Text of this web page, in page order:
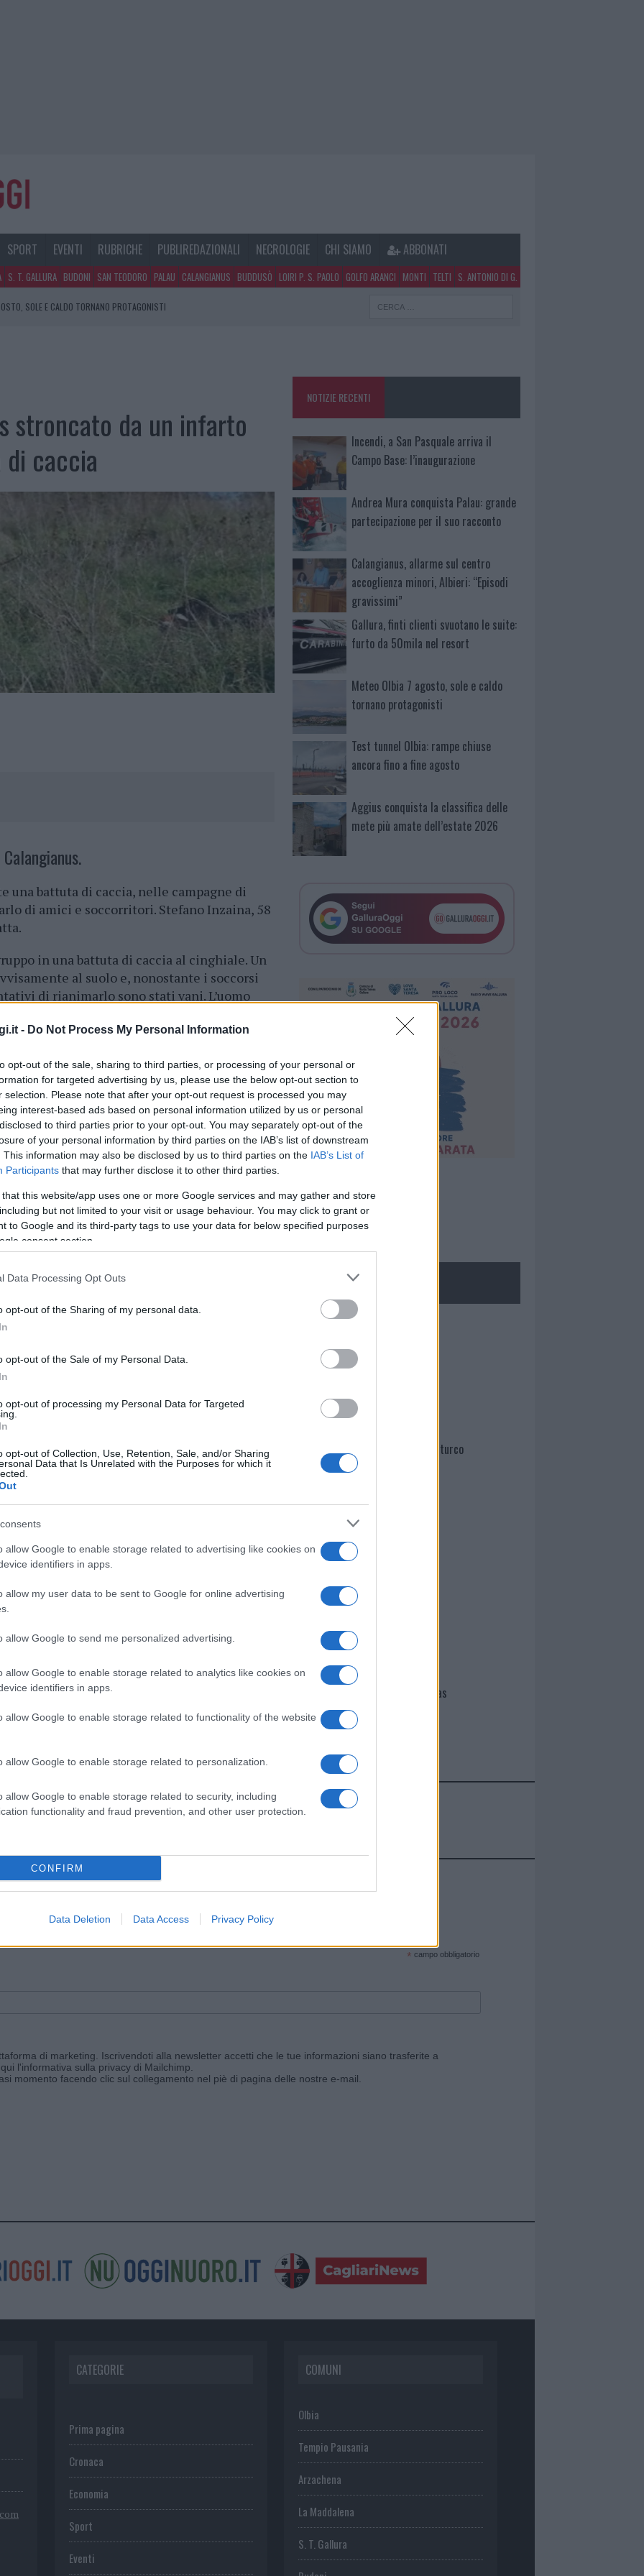
- Do Not Process My Personal Information
opt-out of the sale, sharing to third parties, or processing of your personal or
for targeted advertising by us, please use the below opt-out section to
selection. Please note that after your opt-out request is processed you may
interest-based ads based on personal information utilized by us or personal
to third parties prior to your opt-out. You may separately opt-out of the
of your personal information by third parties on the IAB’s list of downstream
This information may also be disclosed by us to third parties on the IAB’s List of
Participants that may further disclose it to other third parties.
that this website/app uses one or more Google services and may gather and store
but not limited to your visit or usage behaviour. You may click to grant or
to Google and its third-party tags to use your data for below specified purposes
consent section.
Data Processing Opt Outs
opt-out of the Sharing of my personal data.
opt-out of the Sale of my Personal Data.
opt-out of processing my Personal Data for Targeted
opt-out of Collection, Use, Retention, Sale, and/or Sharing
Data that Is Unrelated with the Purposes for which it
allow Google to enable storage related to advertising like cookies on
identifiers in apps.
allow my user data to be sent to Google for online advertising
allow Google to send me personalized advertising.
allow Google to enable storage related to analytics like cookies on
identifiers in apps.
allow Google to enable storage related to functionality of the website
allow Google to enable storage related to personalization.
allow Google to enable storage related to security, including
functionality and fraud prevention, and other user protection.
CONFIRM
Data Deletion Data Access Privacy Policy
SPORT EVENTI RUBRICHE PUBLIREDAZIONALI NECROLOGIE CHI SIAMO ABBONATI
S. T. GALLURA BUDONI SAN TEODORO PALAU CALANGIANUS BUDDUSÒ LOIRI P. S. PAOLO GOLFO ARANCI MONTI TELTI S. ANTONIO DI G.
SOLE E CALDO TORNANO PROTAGONISTI
ACCOGLIENZA MINORI, ALBIERI: “EPISODI GRAVISSIMI”
stroncato da un infarto
caccia
una battuta di caccia, nelle campagne di
di amici e soccorritori. Stefano Inzaina, 58
in una battuta di caccia al cinghiale. Un
al suolo e, nonostante i soccorsi
di rianimarlo sono stati vani. L’uomo
e viveva da alcuni anni a Luras. Era
di Maria Giuseppina Careddu, sindaco di
Prossimo articolo
NOTIZIE RECENTI
Incendi, a San Pasquale arriva il
Campo Base: l’inaugurazione
Andrea Mura conquista Palau: grande
partecipazione per il suo racconto
Calangianus, allarme sul centro
accoglienza minori, Albieri: “Episodi
gravissimi”
Gallura, finti clienti svuotano le suite:
furto da 50mila nel resort
Meteo Olbia 7 agosto, sole e caldo
tornano protagonisti
Test tunnel Olbia: rampe chiuse
ancora fino a fine agosto
Aggius conquista la classifica delle
mete più amate dell’estate 2026
NECROLOGIE
Martina Agostina Diturco
I nostri cari
I nostri cari
Giovannimaria Cabras
Invia un Comunicato Stampa|Pubblicità|Segnala
e ricevi le nostre email periodiche contenenti le ultime notizie pubblicate sul sito web!
* campo obbligatorio
di marketing. Iscrivendoti alla newsletter accetti che le tue informazioni siano trasferite a
l'informativa sulla privacy di Mailchimp
momento facendo clic sul collegamento nel piè di pagina delle nostre e-mail.
CATEGORIE
Prima pagina
Cronaca
Economia
Sport
Eventi
COMUNI
Olbia
Tempio Pausania
Arzachena
La Maddalena
S. T. Gallura